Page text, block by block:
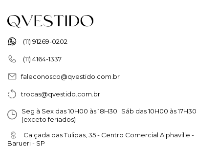
(11) 91269-0202
(11) 4164-1337
faleconosco@qvestido.com.br
trocas@qvestido.com.br
Seg à Sex das 10H00 às 18H30 Sáb das 10H00 às 17H30
(exceto feriados)
Calçada das Tulipas, 35 - Centro Comercial Alphaville -
Barueri - SP